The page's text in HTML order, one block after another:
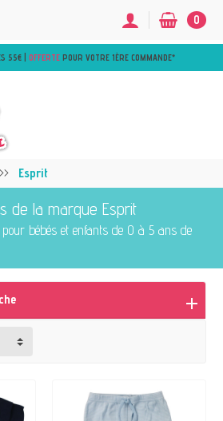
55€ | OFFERTE POUR VOTRE 1ÈRE COMMANDE*
0
Esprit
de la marque Esprit
pour bébés et enfants de 0 à 5 ans de